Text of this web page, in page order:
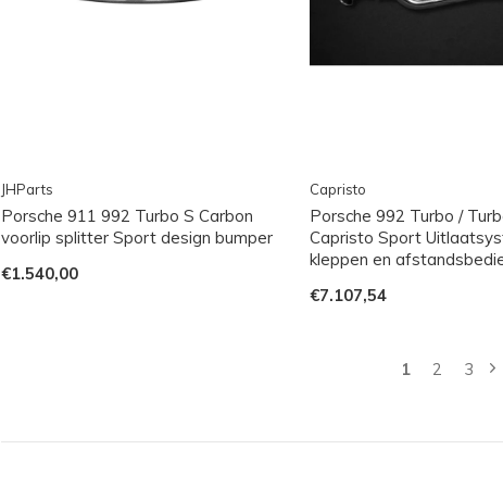
JHParts
Porsche 911 992 Turbo S Carbon
voorlip splitter Sport design bumper
€1.540,00
Capristo
Porsche 992 Turbo /
Capristo Sport
kleppen en
€7.107,54
1 2 3